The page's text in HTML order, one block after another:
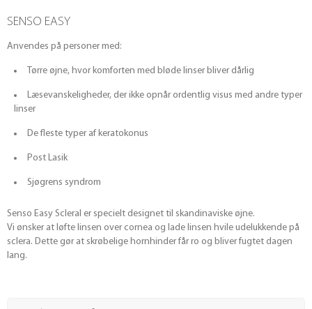
SENSO EASY
Anvendes på personer med:
Tørre øjne, hvor komforten med bløde linser bliver dårlig
Læsevanskeligheder, der ikke opnår ordentlig visus med andre typer
linser
De fleste typer af keratokonus
Post Lasik
Sjøgrens syndrom
Senso Easy Scleral er specielt designet til skandinaviske øjne.
Vi ønsker at løfte linsen over cornea og lade linsen hvile udelukkende på
sclera. Dette gør at skrøbelige hornhinder får ro og bliver fugtet dagen
lang.